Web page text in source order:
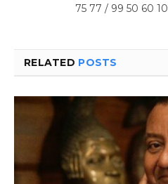
75 77 / 99 50 60 10
RELATED POSTS